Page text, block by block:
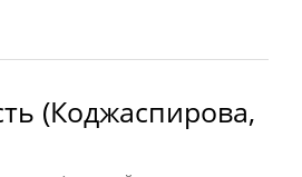
(Коджаспирова,